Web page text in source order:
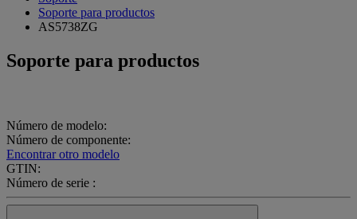
Soporte para productos
AS5738ZG
Soporte para productos
Número de modelo:
Número de componente:
Encontrar otro modelo
GTIN:
Número de serie :